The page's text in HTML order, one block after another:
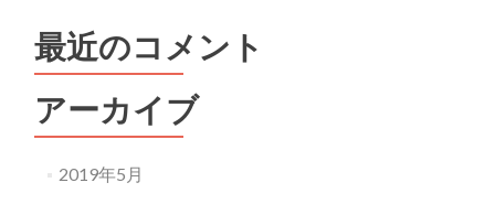
最近のコメント
アーカイブ
2019年5月